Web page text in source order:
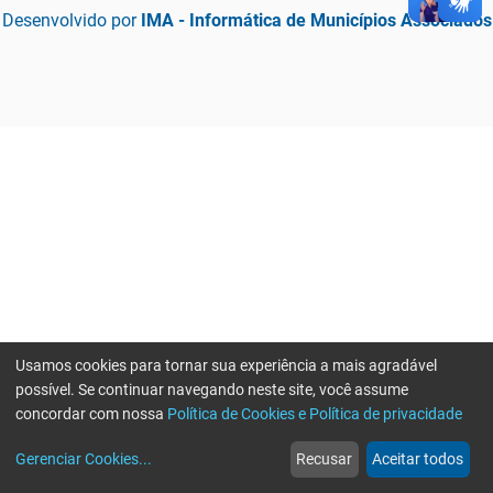
Desenvolvido por IMA - Informática de Municípios Associados
web
Notícias
more_horiz
Mais
Usamos cookies para tornar sua experiência a mais agradável
possível. Se continuar navegando neste site, você assume
concordar com nossa Política de Cookies e Política de privacidade
Gerenciar Cookies... Recusar Aceitar todos
Erro ao enviar informações, por favor tente novamente